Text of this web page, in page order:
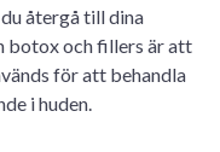
återgå till dina
botox och fillers är att
för att behandla
i huden.